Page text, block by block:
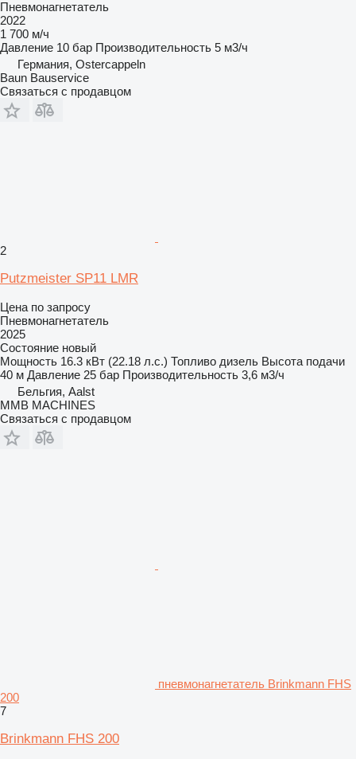
Пневмонагнетатель
2022
1 700 м/ч
Давление 10 бар Производительность 5 м3/ч
Германия, Ostercappeln
Baun Bauservice
Связаться с продавцом
2
Putzmeister SP11 LMR
Цена по запросу
Пневмонагнетатель
2025
Состояние новый
Мощность 16.3 кВт (22.18 л.с.) Топливо дизель Высота подачи
40 м Давление 25 бар Производительность 3,6 м3/ч
Бельгия, Aalst
MMB MACHINES
Связаться с продавцом
пневмонагнетатель Brinkmann FHS
200
7
Brinkmann FHS 200